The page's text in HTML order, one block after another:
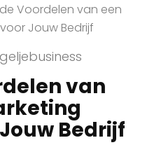
Voordelen van een
Jouw Bedrijf
van
Bedrijf